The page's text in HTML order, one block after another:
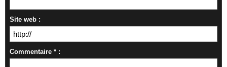
Site web :
Commentaire * :